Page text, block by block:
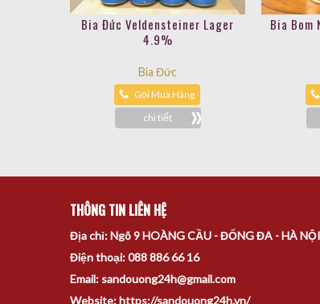
Bia Đức Veldensteiner Lager
4.9%
Bia Đức
Gọi Mua Hàng
chi tiết
Bia Bom
THÔNG TIN LIÊN HỆ
Địa chỉ: Ngõ 9 HOÀNG CẦU - ĐỐNG ĐA - HÀ NỘI
Điện thoại: 088 886 66 16
Email: sandouong24h@gmail.com
Website: https://sandouong24h.vn/